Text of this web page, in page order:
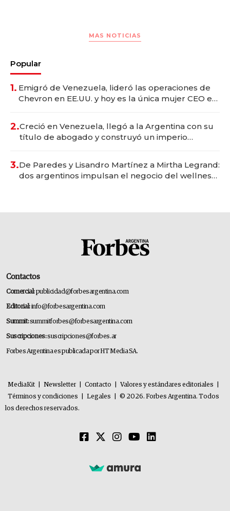
MAS NOTICIAS
Popular
1. Emigró de Venezuela, lideró las operaciones de
Chevron en EE.UU. y hoy es la única mujer CEO en
2.Creció en Venezuela, llegó a la Argentina con su
título de abogado y construyó un imperio
3.De Paredes y Lisandro Martínez a Mirtha Legrand:
dos argentinos impulsan el negocio del wellness
Contactos
Comercial:publicidad@forbesargentina.com
Editorial:info@forbesargentina.com
Summit:summitforbes@forbesargentina.com
Suscripciones:suscripciones@forbes.ar
Forbes Argentina es publicada por HT Media SA.
MediaKit Newsletter Contacto Valores y estándares editoriales
Términos y condiciones
Legales
© 2026. Forbes Argentina. Todos
los derechos reservados.